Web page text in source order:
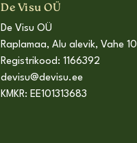
De Visu OÜ
De Visu OÜ
Raplamaa, Alu alevik, Vahe 10
Registrikood: 1166392
devisu@devisu.ee
KMKR: EE101313683